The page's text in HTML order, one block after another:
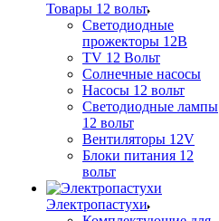
Товары 12 вольт
Светодиодные
прожекторы 12В
TV 12 Вольт
Солнечные насосы
Насосы 12 вольт
Светодиодные лампы
12 вольт
Вентиляторы 12V
Блоки питания 12
вольт
Электропастухи